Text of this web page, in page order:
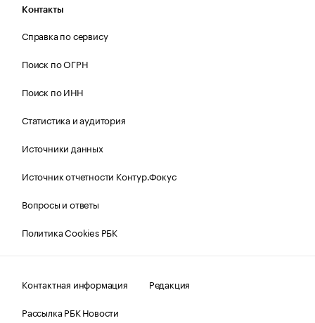
Контакты
Справка по сервису
Поиск по ОГРН
Поиск по ИНН
Статистика и аудитория
Источники данных
Источник отчетности Контур.Фокус
Вопросы и ответы
Политика Cookies РБК
Контактная информация
Редакция
Рассылка РБК Новости